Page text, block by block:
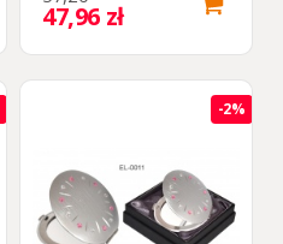
47,96 zł
-2%